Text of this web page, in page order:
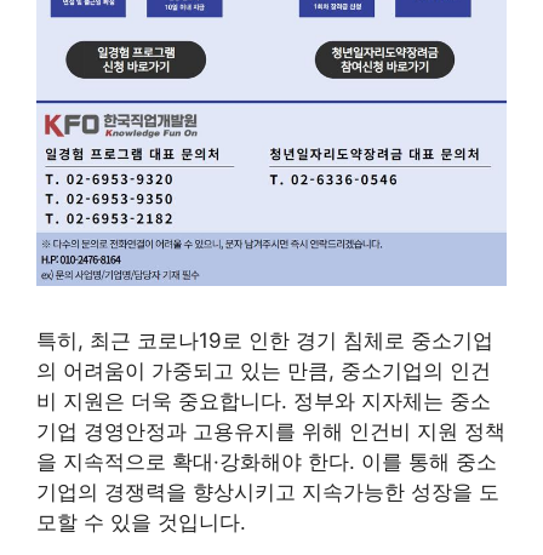
특히, 최근 코로나19로 인한 경기 침체로 중소기업
의 어려움이 가중되고 있는 만큼, 중소기업의 인건
비 지원은 더욱 중요합니다. 정부와 지자체는 중소
기업 경영안정과 고용유지를 위해 인건비 지원 정책
을 지속적으로 확대·강화해야 한다. 이를 통해 중소
기업의 경쟁력을 향상시키고 지속가능한 성장을 도
모할 수 있을 것입니다.